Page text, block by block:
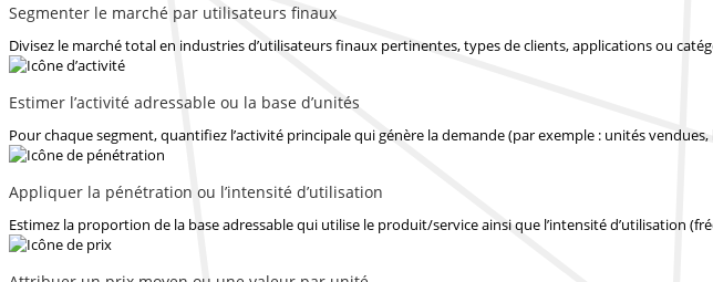
Segmenter le marché par utilisateurs finaux
Divisez le marché total en industries d’utilisateurs finaux pertinentes, types de clients, applications ou
Estimer l’activité adressable ou la base d’unités
Pour chaque segment, quantifiez l’activité principale qui génère la demande (par exemple : unités
Appliquer la pénétration ou l’intensité d’utilisation
Estimez la proportion de la base adressable qui utilise le produit/service ainsi que l’intensité d’utilisation